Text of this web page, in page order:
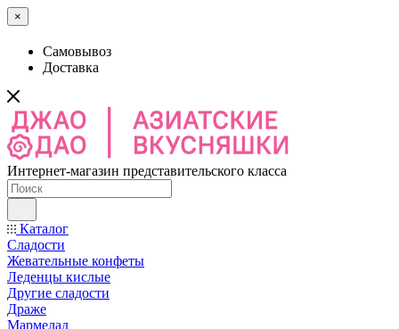
×
Самовывоз
Доставка
Интернет-магазин представительского класса
Каталог
Сладости
Жевательные конфеты
Леденцы кислые
Другие сладости
Драже
Мармелад